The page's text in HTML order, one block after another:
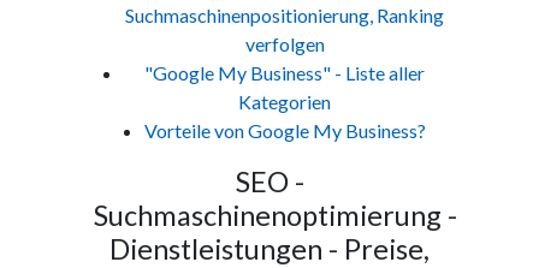
Suchmaschinenpositionierung, Ranking
verfolgen
"Google My Business" - Liste aller
Kategorien
Vorteile von Google My Business?
SEO -
Suchmaschinenoptimierung -
Dienstleistungen - Preise,